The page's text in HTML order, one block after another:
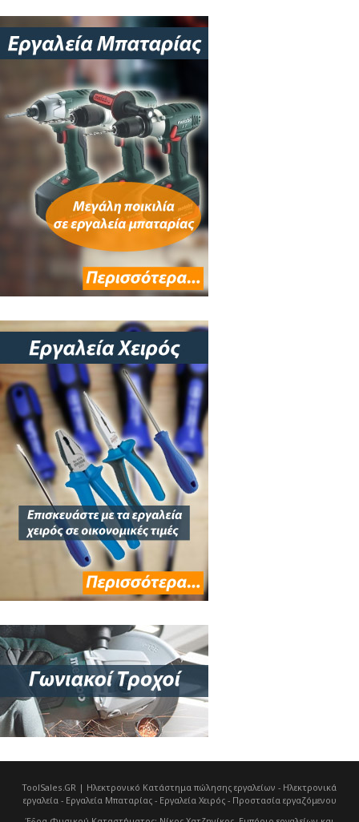
ToolSales.GR | Ηλεκτρονικό Κατάστημα πώλησης εργαλείων - Ηλεκτρονικά
εργαλεία - Εργαλεία Μπαταρίας - Εργαλεία Χειρός - Προστασία εργαζόμενου